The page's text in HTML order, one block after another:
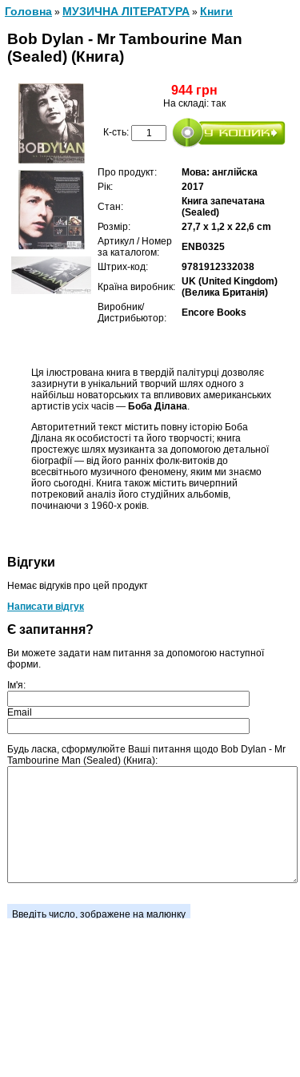
Головна » МУЗИЧНА ЛІТЕРАТУРА » Книги
Bob Dylan - Mr Tambourine Man
(Sealed) (Книга)
944 грн
На складі: так
К-сть:
Про продукт:
Мова: англійска
Рік:
2017
Стан:
Книга запечатана
(Sealed)
Розмір:
27,7 x 1,2 x 22,6 cm
Артикул / Номер
за каталогом:
ENB0325
Штрих-код:
9781912332038
Країна виробник: UK (United Kingdom)
(Велика Британія)
Виробник/
Дистрибьютор:
Encore Books
Ця ілюстрована книга в твердій палітурці дозволяє
зазирнути в унікальний творчий шлях одного з
найбільш новаторських та впливових американських
артистів усіх часів — Боба Ділана.
Авторитетний текст містить повну історію Боба
Ділана як особистості та його творчості; книга
простежує шлях музиканта за допомогою детальної
біографії — від його ранніх фолк-витоків до
всесвітнього музичного феномену, яким ми знаємо
його сьогодні. Книга також містить вичерпний
потрековий аналіз його студійних альбомів,
починаючи з 1960-х років.
Відгуки
Немає відгуків про цей продукт
Написати відгук
Є запитання?
Ви можете задати нам питання за допомогою наступної
форми.
Ім'я:
Email
Будь ласка, сформулюйте Ваші питання щодо Bob Dylan - Mr
Tambourine Man (Sealed) (Книга):
Введіть число, зображене на малюнку